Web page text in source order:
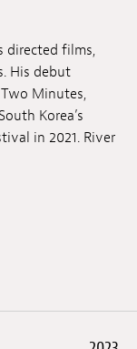
directed films,
His debut
Minutes,
Korea’s
in 2021. River